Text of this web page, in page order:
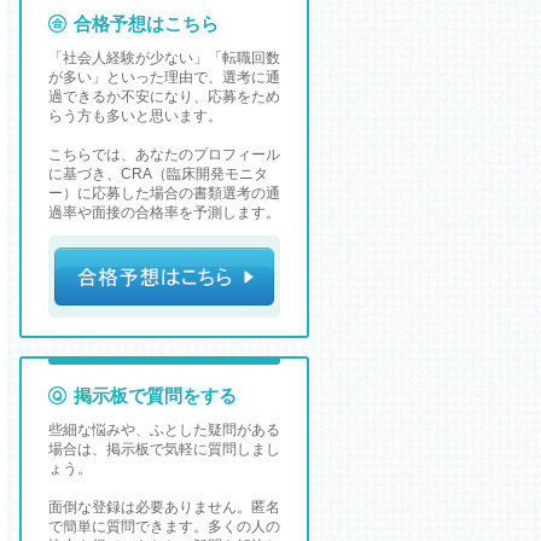
合格予想はこちら
「社会人経験が少ない」「転職回数
が多い」といった理由で、選考に通
過できるか不安になり、応募をため
らう方も多いと思います。
こちらでは、あなたのプロフィール
に基づき、CRA（臨床開発モニタ
ー）に応募した場合の書類選考の通
過率や面接の合格率を予測します。
掲示板で質問をする
些細な悩みや、ふとした疑問がある
場合は、掲示板で気軽に質問しまし
ょう。
面倒な登録は必要ありません。匿名
で簡単に質問できます。多くの人の